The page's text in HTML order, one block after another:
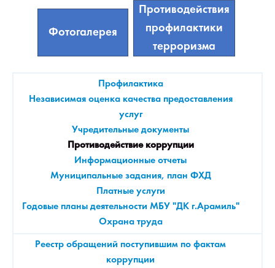
Фотогалерея
Противодействия
профилактики
терроризма
Профилактика
Независимая оценка качества предоставления
услуг
Учредительные документы
Противодействие коррупции
Информационные отчеты
Муниципальные задания, план ФХД
Платные услуги
Годовые планы деятельности МБУ "ДК г.Арамиль"
Охрана труда
Реестр обращений поступившим по фактам
коррупции